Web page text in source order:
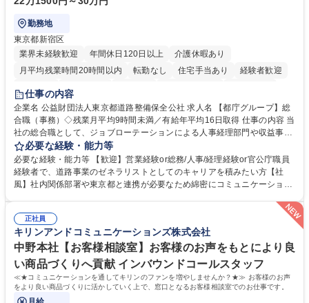
勤務地
東京都新宿区
業界未経験歓迎
年間休日120日以上
介護休暇あり
月平均残業時間20時間以内
転勤なし 住宅手当あり
経験者歓迎
研修あり
退職金あり
駅近5分以内
資格取得手当あり 食事補助あり
仕事の内容
企業名 公益財団法人東京都道路整備保全公社 求人名 【都庁グループ】総
合職（事務）◇残業月平均9時間未満／有給年平均16日取得 仕事の内容 当
社の総合職として、ジョブローテーションによる人事経理部門や収益事業
等のフロント部門の部署等幅広い部署での業務をお任せいたします。研修
制度やキャリア支援が充実しております！ ※下記業務詳細 【業務詳細】■
管理部門：広報、人事、経理など当公社の運営に係る管理業務 ■収益部
門：駐車場の新規開拓、管理運営、新宿駅西口広場の「イベントコーナ
密集地域の特定整備路線の用地取得、道路に関する普及啓発事業、都内の
道路施設や道路工事現場の見学ツアー事業 ※入社後は上記いずれかの部門
へ配属。※業務内容変更の範囲：会社の定める業務 募集職種 【都庁グル
ープ】総合職（事務）◇残業月平均9時間未満／有給年平均16日取得
必要な経験・能力等
必要な経験・能力等 【歓迎】営業経験or総務/人事/経理経験or官公庁職員
経験者で、道路事業のゼネラリストとしてのキャリアを積みたい方【社
風】社内関係部署や東京都と連携が必要なため綿密にコミュニケーション
は、駐車場の管理運営や道路用地の取得、公益財団法人の中枢を担う管理
部門など多岐に渡る業務を経験できます。 ■様々なプロジェクト：駐車場
事業の他、新宿駅西口広場内に設置された照明を兼ねた広告「ブライトサ
イン」の管理運営を行うなど、事業収益を生み出す活動を積極的に行って
います。 学歴・資格 学歴：大学院 大学 高専 短大 専修学校 高校 語学力：
資格：
正社員
キリンアンドコミュニケーションズ株式会社
中野本社【お客様相談室】お客様のお声をもとにより良
い商品づくりへ貢献 インバウンドコールスタッフ
≪★コミュニケーションを通してキリンのファンを増やしませんか？★≫ お客様のお声
をより良い商品づくりに活かしていく上で、窓口となるお客様相談室でのお仕事です。